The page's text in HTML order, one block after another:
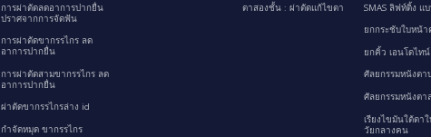
การผ่าตัดลดอาการปากยื่น
ปราศจากการจัดฟัน
การผ่าตัดขากรรไกร ลด
อาการปากยื่น
การผ่าตัดสามขากรรไกร ลด
อาการปากยื่น
ผ่าตัดขากรรไกรล่าง id
กำจัดหมุด ขากรรไกร
ตาสองชั้น : ผ่าตัดแก้ไขตา
SMAS ลิฟท์ติ้ง แ
ยกกระชับใบหน้
ยกคิ้ว เอนโดไทน์
ศัลยกรรมหนังตา
ศัลยกรรมหนังตา
เรียงไขมันใต้ตา
วัยกลางคน